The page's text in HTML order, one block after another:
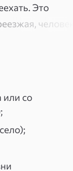
Это
человек
жизнь,
не было
перевозят
или со